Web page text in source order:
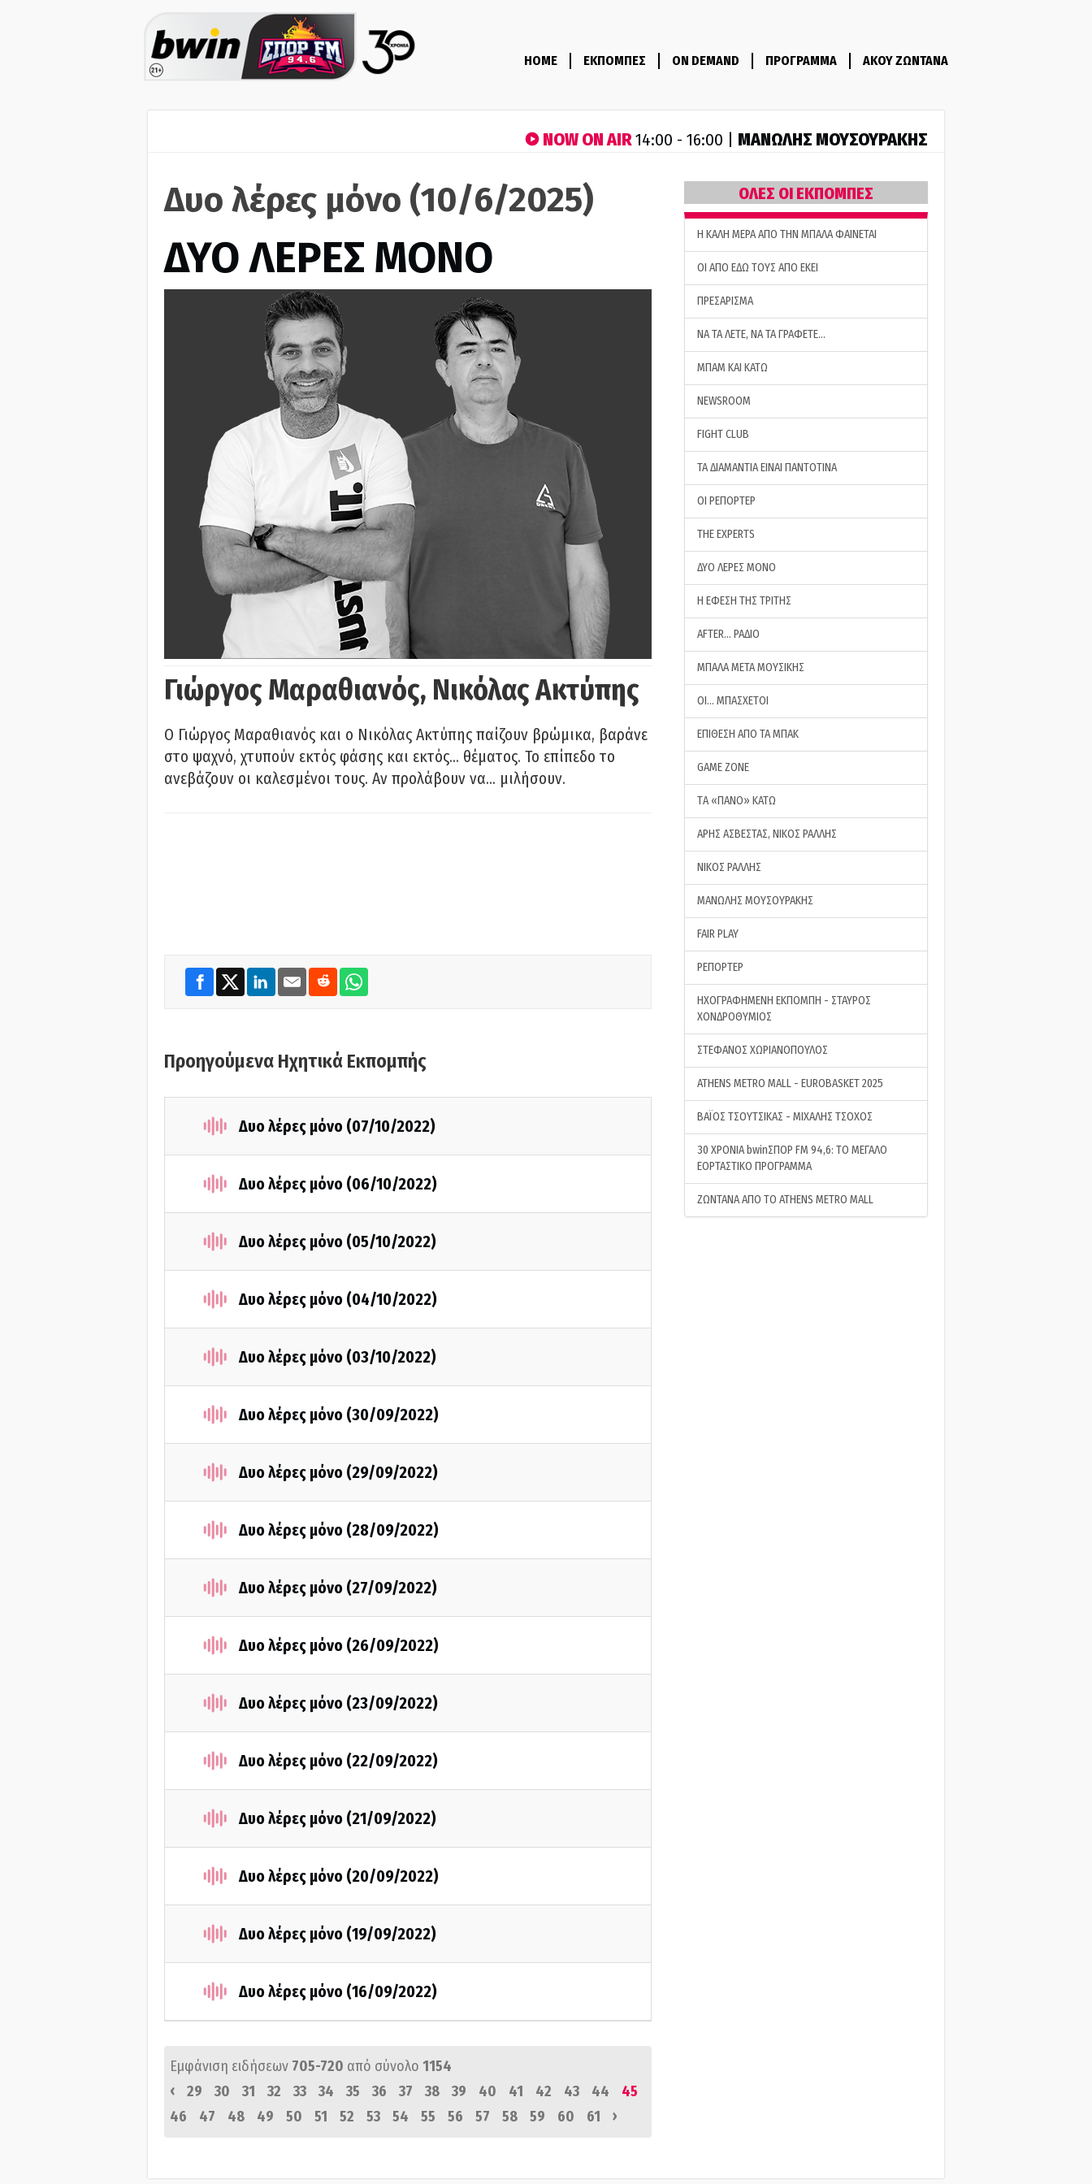
HOME ΕΚΠΟΜΠΕΣ ON DEMAND ΠΡΟΓΡΑΜΜΑ ΑΚΟΥ ΖΩΝΤΑΝΑ
NOW ON AIR14:00 - 16:00 | ΜΑΝΩΛΗΣ ΜΟΥΣΟΥΡΑΚΗΣ
Δυο λέρες μόνο (10/6/2025)
ΔΥΟ ΛΕΡΕΣ ΜΟΝΟ
Γιώργος Μαραθιανός, Νικόλας Ακτύπης
Ο Γιώργος Μαραθιανός και ο Νικόλας Ακτύπης παίζουν βρώμικα, βαράνε
στο ψαχνό, χτυπούν εκτός φάσης και εκτός… θέματος. Το επίπεδο το
ανεβάζουν οι καλεσμένοι τους. Αν προλάβουν να… μιλήσουν.
Προηγούμενα Ηχητικά Εκπομπής
Δυο λέρες μόνο (07/10/2022)
Δυο λέρες μόνο (06/10/2022)
Δυο λέρες μόνο (05/10/2022)
Δυο λέρες μόνο (04/10/2022)
Δυο λέρες μόνο (03/10/2022)
Δυο λέρες μόνο (30/09/2022)
Δυο λέρες μόνο (29/09/2022)
Δυο λέρες μόνο (28/09/2022)
Δυο λέρες μόνο (27/09/2022)
Δυο λέρες μόνο (26/09/2022)
Δυο λέρες μόνο (23/09/2022)
Δυο λέρες μόνο (22/09/2022)
Δυο λέρες μόνο (21/09/2022)
Δυο λέρες μόνο (20/09/2022)
Δυο λέρες μόνο (19/09/2022)
Δυο λέρες μόνο (16/09/2022)
Εμφάνιση ειδήσεων 705-720 από σύνολο 1154
‹
29 30 31 32 33 34 35 36 37 38 39 40 41 42 43 44
45
46
47 48 49 50 51 52 53 54 55 56 57 58 59 60 61 ›
ΟΛΕΣ ΟΙ ΕΚΠΟΜΠΕΣ
H ΚΑΛΗ ΜΕΡΑ ΑΠΟ ΤΗΝ ΜΠΑΛΑ ΦΑΙΝΕΤΑΙ
ΟΙ ΑΠΟ ΕΔΩ ΤΟΥΣ ΑΠΟ ΕΚΕΙ
ΠΡΕΣΑΡΙΣΜΑ
ΝΑ ΤΑ ΛΕΤΕ, ΝΑ ΤΑ ΓΡΑΦΕΤΕ…
ΜΠΑΜ ΚΑΙ ΚΑΤΩ
NEWSROOM
FIGHT CLUB
ΤΑ ΔΙΑΜΑΝΤΙΑ ΕΙΝΑΙ ΠΑΝΤΟΤΙΝΑ
ΟΙ ΡΕΠΟΡΤΕΡ
THE EXPERTS
ΔΥΟ ΛΕΡΕΣ ΜΟΝΟ
Η ΕΦΕΣΗ ΤΗΣ ΤΡΙΤΗΣ
AFTER… ΡΑΔΙΟ
ΜΠΑΛΑ ΜΕΤΑ ΜΟΥΣΙΚΗΣ
ΟΙ… ΜΠΑΣΧΕΤΟΙ
ΕΠΙΘΕΣΗ ΑΠΟ ΤΑ ΜΠΑΚ
GAME ZONE
ΤA «ΠΑΝΟ» ΚΑΤΩ
ΑΡΗΣ ΑΣΒΕΣΤΑΣ, ΝΙΚΟΣ ΡΑΛΛΗΣ
ΝΙΚΟΣ ΡΑΛΛΗΣ
ΜΑΝΩΛΗΣ ΜΟΥΣΟΥΡΑΚΗΣ
FAIR PLAY
ΡΕΠΟΡΤΕΡ
ΗΧΟΓΡΑΦΗΜΕΝΗ ΕΚΠΟΜΠΗ - ΣΤΑΥΡΟΣ
ΧΟΝΔΡΟΘΥΜΙΟΣ
ΣΤΕΦΑΝΟΣ ΧΩΡΙΑΝΟΠΟΥΛΟΣ
ATHENS METRO MALL - EUROBASKET 2025
ΒΑΪΟΣ ΤΣΟΥΤΣΙΚΑΣ - ΜΙΧΑΛΗΣ ΤΣΟΧΟΣ
30 ΧΡΟΝΙΑ bwinΣΠΟΡ FM 94,6: ΤΟ ΜΕΓΑΛΟ
ΕΟΡΤΑΣΤΙΚΟ ΠΡΟΓΡΑΜΜΑ
ΖΩΝΤΑΝΑ ΑΠΟ ΤΟ ATHENS METRO MALL